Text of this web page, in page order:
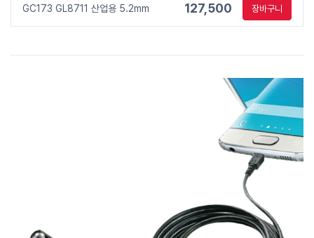
GC173 GL8711 산업용 5.2mm 127,500 장바구니